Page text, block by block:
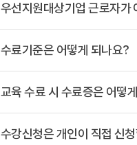
우선지원대상기업 근로자가
수료기준은 어떻게 되나요?
교육 수료 시 수료증은 어떻
수강신청은 개인이 직접 신